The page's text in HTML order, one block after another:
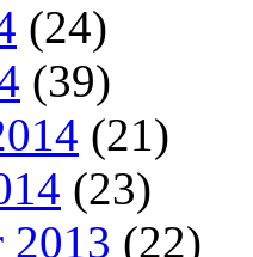
(24)
(39)
(21)
(23)
2013 (22)